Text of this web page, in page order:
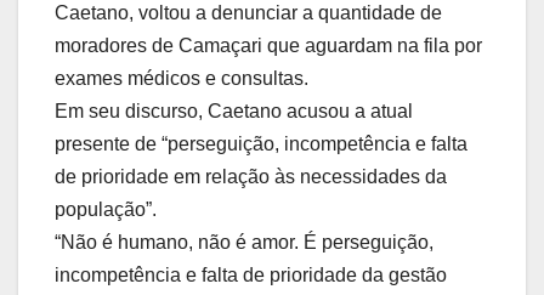
Caetano, voltou a denunciar a quantidade de
moradores de Camaçari que aguardam na fila por
exames médicos e consultas.
Em seu discurso, Caetano acusou a atual
presente de “perseguição, incompetência e falta
de prioridade em relação às necessidades da
população”.
“Não é humano, não é amor. É perseguição,
incompetência e falta de prioridade da gestão